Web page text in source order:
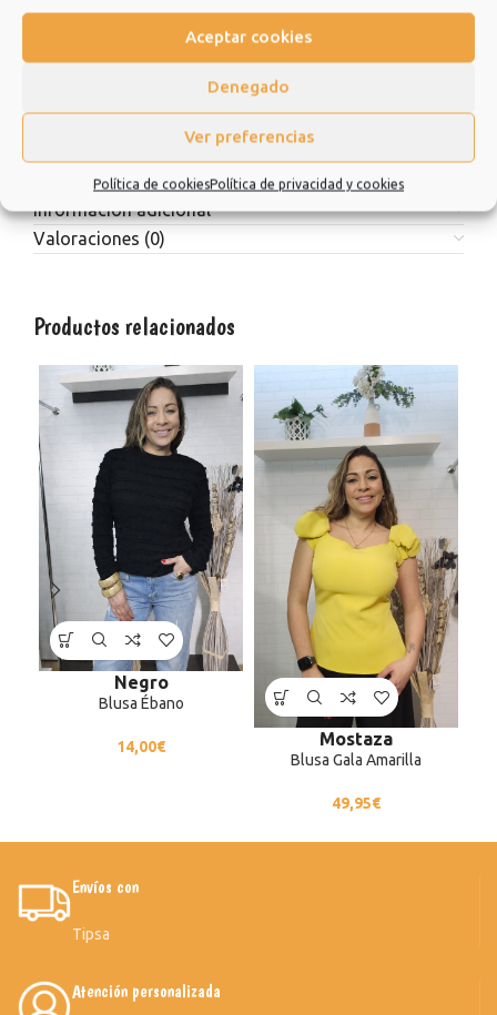
Aceptar cookies
Denegado
Ver preferencias
Política de cookiesPolítica de privacidad y cookies
Estamos muy agradecidos de que hayas elegido nuestra
tienda y esperamos que sea una experiencia de la que quiera
Información adicional
Valoraciones (0)
Productos relacionados
Negro
Blusa Ébano
14,00€ Mostaza
Blusa Gala Amarilla
49,95€
Envíos con
Tipsa
Atención personalizada